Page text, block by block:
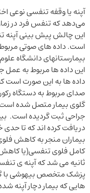
آپنه یا وقفه تنفسی
می‌دهد که تنفس فرد در
این چالش پیش بینی آپنه
بیمارستانهای دانشگاه
این داده ها مربوط به
داده ها به این صورت است
صدای مربوط به دستگاه
گلوی بیمار متصل شده
جراحی ثبت گردیده است.
دریافت کرده اند که تا حدی
بیماران منجر به کاهش
ثانیه می شد که آپنه ی
پزشک متخصص بیهوشی با
هایی که بیمار دچار آپنه